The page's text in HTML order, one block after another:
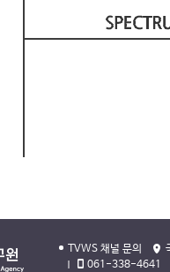
TVWS 채널 문의
061-338-4641